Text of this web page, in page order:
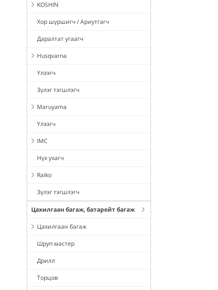
KOSHIN
Хор шүршигч / Ариутгагч
Даралтат угаагч
Husqvarna
Үлээгч
Зүлэг тэгшлэгч
Maruyama
Үлээгч
IMC
Нүх ухагч
Raiko
Зүлэг тэгшлэгч
Цахилгаан багаж, батарейт багаж
Цахилгаан багаж
Шруп мастер
Дрилл
Торцов